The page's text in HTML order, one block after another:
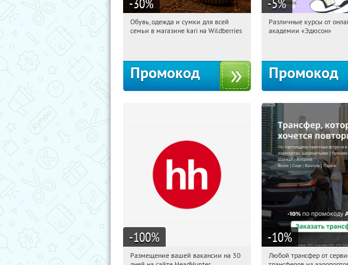
05:20:53 Получили:
Обувь, одежда и сумки для всей
семьи в магазине kari на Wildberries
Промокод
05:20:53
Различные курсы от
академии «Эдюсон»
Промокод
-100%
05:20:53 Получили:
Размещение вашей вакансии на 30
-10%
05:20:53
Любой трансфер от